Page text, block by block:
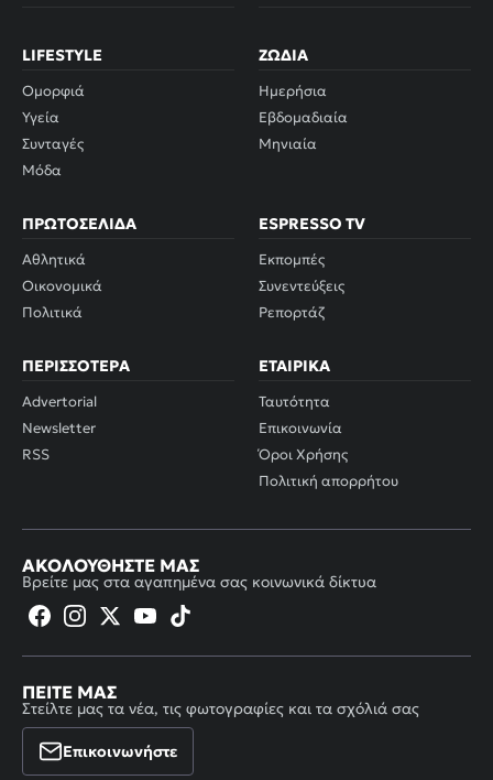
LIFESTYLE
Ομορφιά
Υγεία
Συνταγές
Μόδα
ΖΏΔΙΑ
Ημερήσια
Εβδομαδιαία
Μηνιαία
ΠΡΩΤΟΣΈΛΙΔΑ
Αθλητικά
Οικονομικά
Πολιτικά
ESPRESSO TV
Εκπομπές
Συνεντεύξεις
Ρεπορτάζ
ΠΕΡΙΣΣΌΤΕΡΑ
Advertorial
Newsletter
RSS
ΕΤΑΙΡΙΚΆ
Ταυτότητα
Επικοινωνία
Όροι Χρήσης
Πολιτική απορρήτου
ΑΚΟΛΟΥΘΉΣΤΕ ΜΑΣ
Βρείτε μας στα αγαπημένα σας κοινωνικά δίκτυα
ΠΕΊΤΕ ΜΑΣ
Στείλτε μας τα νέα, τις φωτογραφίες και τα σχόλιά σας
Επικοινωνήστε